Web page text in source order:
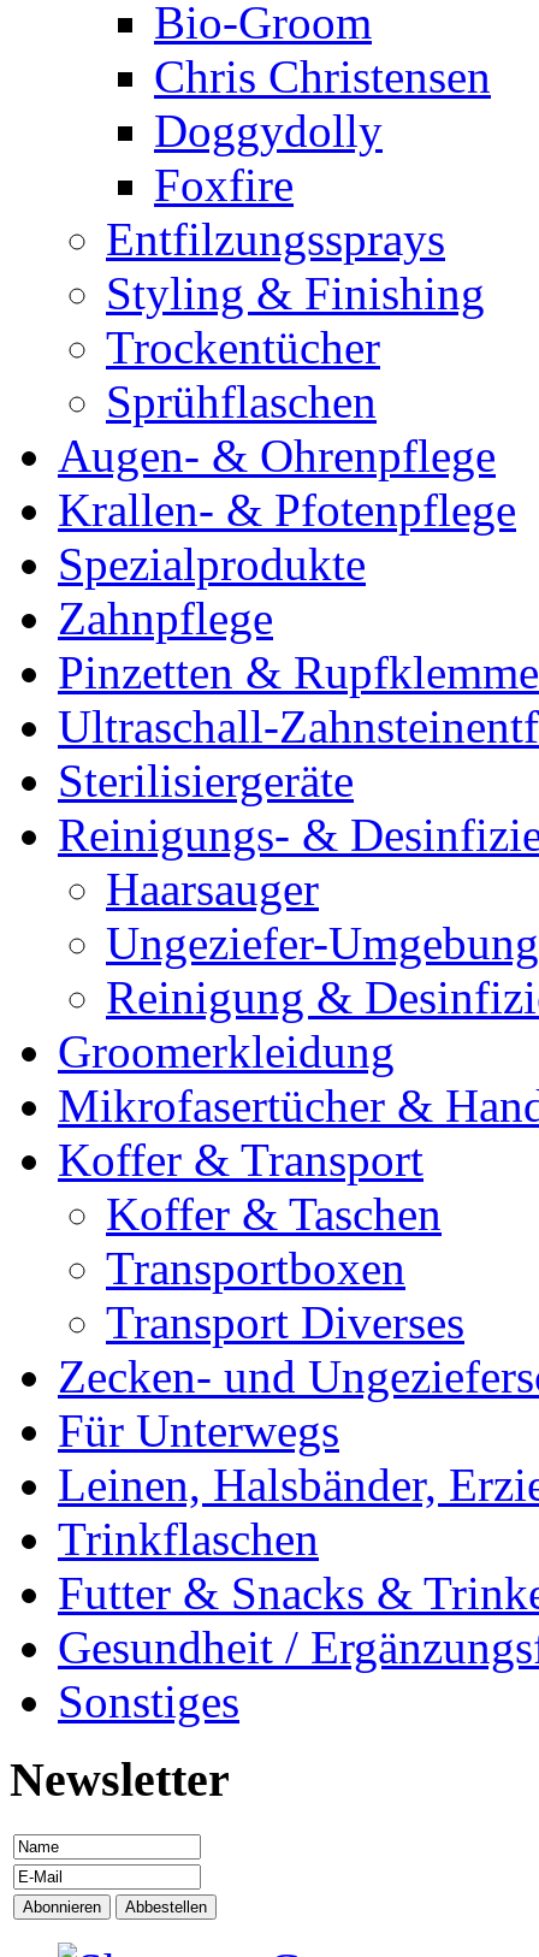
Bio-Groom
Chris Christensen
Doggydolly
Foxfire
Entfilzungssprays
Styling & Finishing
Trockentücher
Sprühflaschen
Augen- & Ohrenpflege
Krallen- & Pfotenpflege
Spezialprodukte
Zahnpflege
Pinzetten &
Ultraschall-
Sterilisiergeräte
Reinigungs- &
Haarsauger
Ungeziefer-
Reinigung &
Groomerkleidung
Mikrofasertücher &
Koffer & Transport
Koffer & Taschen
Transportboxen
Transport Diverses
Zecken- und
Für Unterwegs
Leinen, Halsbänder,
Trinkflaschen
Futter & Snacks &
Gesundheit /
Sonstiges
Newsletter